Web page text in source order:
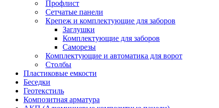
Профлист
Сетчатые панели
Крепеж и комплектующие для заборов
Заглушки
Комплектующие для заборов
Саморезы
Комплектующие и автоматика для ворот
Столбы
Пластиковые емкости
Беседки
Геотекстиль
Композитная арматура